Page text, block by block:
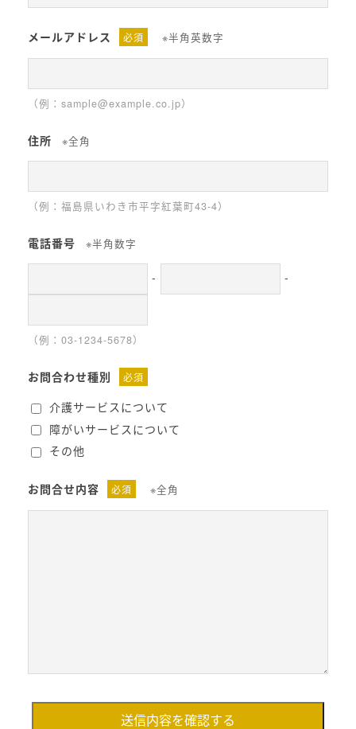
メールアドレス 必須 ※半角英数字
（例：sample@example.co.jp）
住所 ※全角
（例：福島県いわき市平字紅葉町43-4）
電話番号 ※半角数字
- -
（例：03-1234-5678）
お問合わせ種別 必須
介護サービスについて
障がいサービスについて
その他
お問合せ内容 必須 ※全角